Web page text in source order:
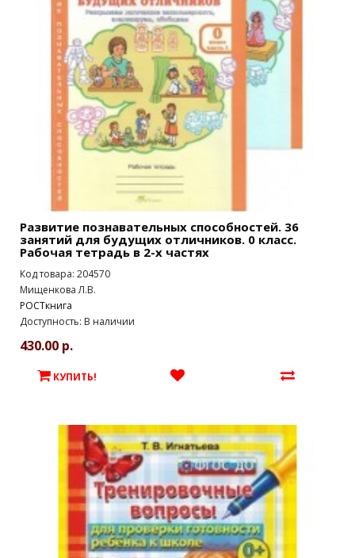
Развитие познавательных способностей. 36
занятий для будущих отличников. 0 класс.
Рабочая тетрадь в 2-х частях
Код товара: 204570
Мищенкова Л.В.
РОСТкнига
Доступность: В наличии
430.00 р.
КУПИТЬ!